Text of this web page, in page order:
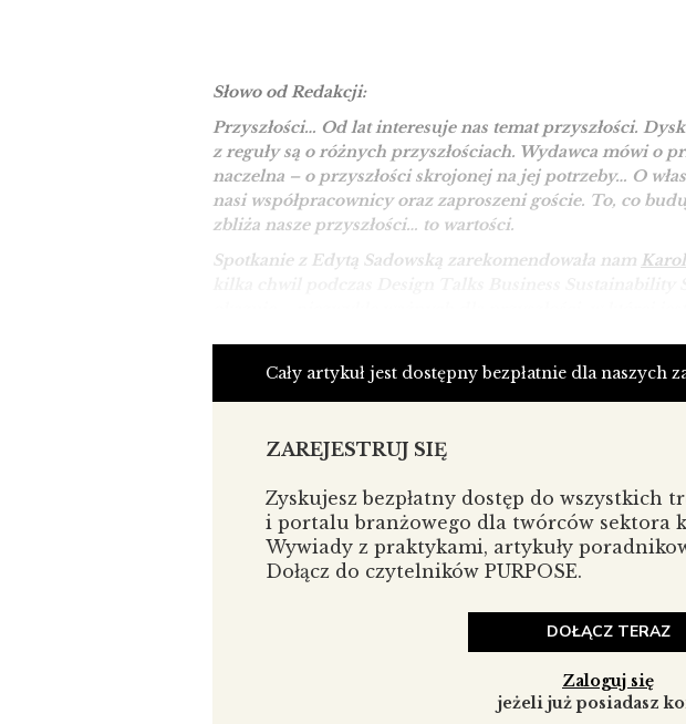
Słowo od Redakcji:
Przyszłości… Od lat interesuje nas temat przyszłości.
z reguły są o różnych przyszłościach. Wydawca mówi o
naczelna – o przyszłości skrojonej na jej potrzeby… O
nasi współpracownicy oraz zaproszeni goście. To, co
zbliża nasze przyszłości… to wartości.
Spotkanie z Edytą Sadowską zarekomendowała nam
Edyta Sadowska idealnie wczuła się w nasze flow i – ze
włączyła się we współtworzenie aktualnego numeru
naukowej i popularyzatorskiej skupia się na przyszłości
i myśleniu długoterminowym.
To już trzeci materiał w temacie wspólnoty… wierzymy,
tej osobistej, zawodowej, społecznej – ma sens tylko
otwartość i uważność. Dlatego oddajemy głos tym,
niż „tu i teraz”. Bo przyszłość – choć jeszcze nienapisana
Uwaga: Tekst można ODSŁUCHAĆ z wykorzystaniem
Cały artykuł jest dostępny bezpłatnie dla naszych
ZAREJESTRUJ SIĘ
Zyskujesz bezpłatny dostęp do wszystkich
i portalu branżowego dla twórców sektora
Wywiady z praktykami, artykuły
Dołącz do czytelników PURPOSE.
DOŁĄCZ TERAZ
Zaloguj się
jeżeli już posiadasz